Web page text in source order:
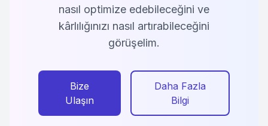
nasıl optimize edebileceğini ve
kârlılığınızı nasıl artırabileceğini
görüşelim.
Bize
Ulaşın
Daha Fazla
Bilgi